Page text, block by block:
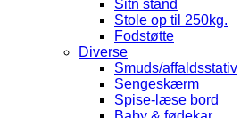
Sitn stand
Stole op til 250kg.
Fodstøtte
Diverse
Smuds/affaldsstativ
Sengeskærm
Spise-læse bord